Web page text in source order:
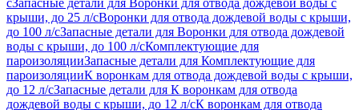
сЗапасные детали для Воронки для отвода дождевой воды с
крыши, до 25 л/сВоронки для отвода дождевой воды с крыши,
до 100 л/сЗапасные детали для Воронки для отвода дождевой
воды с крыши, до 100 л/сКомплектующие для
пароизоляцииЗапасные детали для Комплектующие для
пароизоляцииК воронкам для отвода дождевой воды с крыши,
до 12 л/сЗапасные детали для К воронкам для отвода
дождевой воды с крыши, до 12 л/сК воронкам для отвода